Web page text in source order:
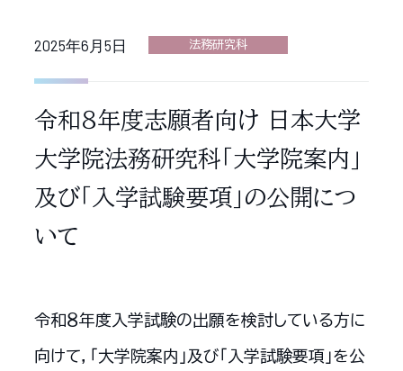
2025年6月5日 法務研究科
令和８年度志願者向け 日本大学
大学院法務研究科「大学院案内」
及び「入学試験要項」の公開につ
いて
令和８年度入学試験の出願を検討している方に
向けて，「大学院案内」及び「入学試験要項」を公